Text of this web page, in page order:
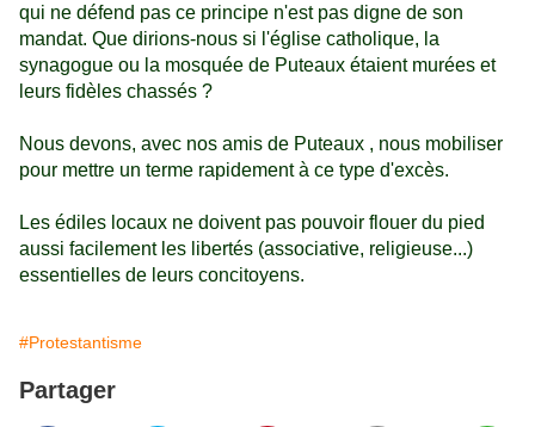
qui ne défend pas ce principe n'est pas digne de son
mandat. Que dirions-nous si l'église catholique, la
synagogue ou la mosquée de Puteaux étaient murées et
leurs fidèles chassés ?
Nous devons, avec nos amis de Puteaux , nous mobiliser
pour mettre un terme rapidement à ce type d'excès.
Les édiles locaux ne doivent pas pouvoir flouer du pied
aussi facilement les libertés (associative, religieuse...)
essentielles de leurs concitoyens.
#Protestantisme
Partager